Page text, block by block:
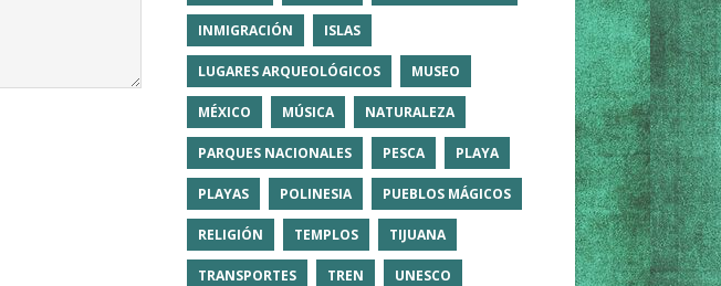
INMIGRACIÓN ISLAS
LUGARES ARQUEOLÓGICOS MUSEO
MÉXICO MÚSICA NATURALEZA
PARQUES NACIONALES PESCA PLAYA
PLAYAS POLINESIA PUEBLOS MÁGICOS
RELIGIÓN TEMPLOS TIJUANA
TRANSPORTES TREN UNESCO